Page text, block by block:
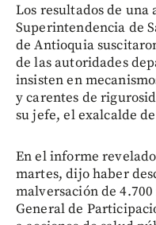
Los resultados de
Superintendencia de
de Antioquia
de las autoridades
insisten en
y carentes de
su jefe, el exalcalde
En el informe
martes, dijo haber
malversación de
General de